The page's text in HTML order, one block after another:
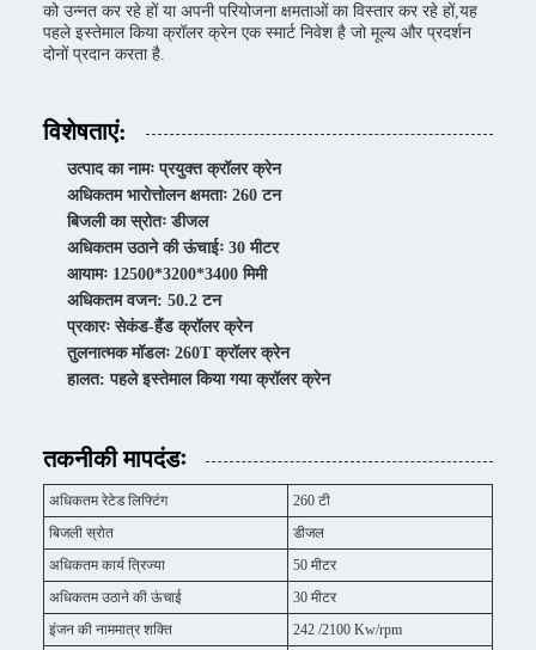
को उन्नत कर रहे हों या अपनी परियोजना क्षमताओं का विस्तार कर रहे हों,यह
पहले इस्तेमाल किया क्रॉलर क्रेन एक स्मार्ट निवेश है जो मूल्य और प्रदर्शन
दोनों प्रदान करता है.
विशेषताएं:
उत्पाद का नामः प्रयुक्त क्रॉलर क्रेन
अधिकतम भारोत्तोलन क्षमताः 260 टन
बिजली का स्रोतः डीजल
अधिकतम उठाने की ऊंचाईः 30 मीटर
आयामः 12500*3200*3400 मिमी
अधिकतम वजन: 50.2 टन
प्रकारः सेकंड-हैंड क्रॉलर क्रेन
तुलनात्मक मॉडलः 260T क्रॉलर क्रेन
हालत: पहले इस्तेमाल किया गया क्रॉलर क्रेन
तकनीकी मापदंडः
अधिकतम रेटेड लिफ्टिंग
260 टी
बिजली स्रोत
डीजल
अधिकतम कार्य त्रिज्या
50 मीटर
अधिकतम उठाने की ऊंचाई
30 मीटर
इंजन की नाममात्र शक्ति
242 /2100 Kw/rpm